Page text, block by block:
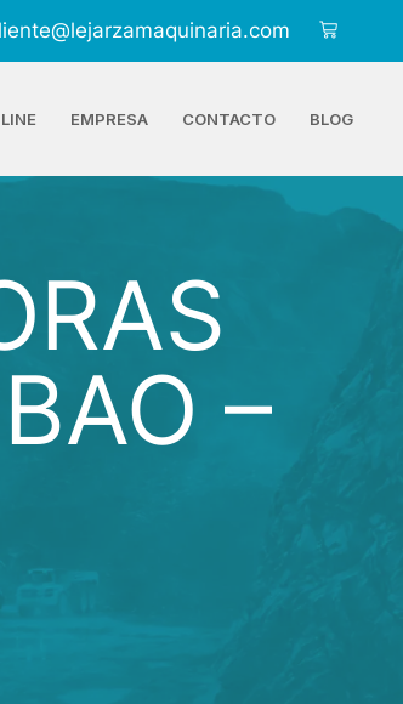
EMPRESA CONTACTO BLOG
–